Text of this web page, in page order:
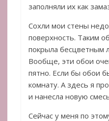
заполняли их как
Сохли мои стены
поверхность. Таким
покрыла бесцветным
Вообще, эти обои
пятно. Если бы обои
комнату. А здесь я
и нанесла новую
Сейчас у меня по